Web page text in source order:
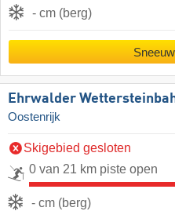
- cm (berg)
Ehrwalder
Oostenrijk
Skigebied gesloten
0 van 21 km piste open
- cm (berg)